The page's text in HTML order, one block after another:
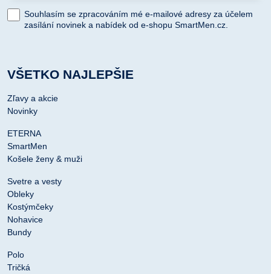
Souhlasím se zpracováním mé e-mailové adresy za účelem
zasílání novinek a nabídek od e-shopu SmartMen.cz.
VŠETKO NAJLEPŠIE
Zľavy a akcie
Novinky
ETERNA
SmartMen
Košele ženy & muži
Svetre a vesty
Obleky
Kostýmčeky
Nohavice
Bundy
Polo
Tričká